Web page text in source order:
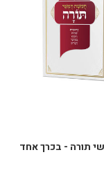
תורה - בכרך אחד